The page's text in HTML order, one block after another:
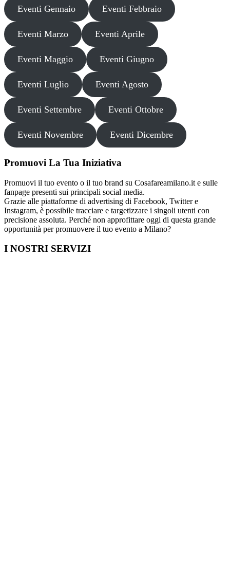
Eventi Gennaio Eventi Febbraio
Eventi Marzo Eventi Aprile
Eventi Maggio Eventi Giugno
Eventi Luglio Eventi Agosto
Eventi Settembre Eventi Ottobre
Eventi Novembre Eventi Dicembre
Promuovi La Tua Iniziativa
Promuovi il tuo evento o il tuo brand su Cosafareamilano.it e sulle
fanpage presenti sui principali social media.
Grazie alle piattaforme di advertising di Facebook, Twitter e
Instagram, è possibile tracciare e targetizzare i singoli utenti con
precisione assoluta. Perché non approfittare oggi di questa grande
opportunità per promuovere il tuo evento a Milano?
I NOSTRI SERVIZI